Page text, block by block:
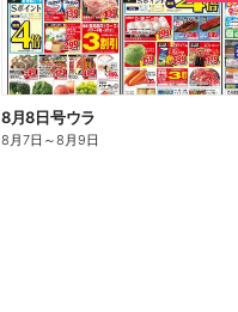
8月8日号ウラ
8月7日 ～8月9日